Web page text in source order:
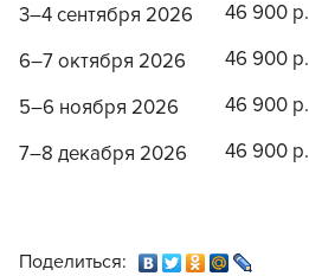
3–4 сентября 2026 46 900 р.
6–7 октября 2026 46 900 р.
5–6 ноября 2026 46 900 р.
7–8 декабря 2026 46 900 р.
Поделиться: